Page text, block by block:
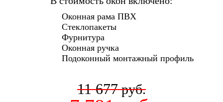
Оконная рама ПВХ
Стеклопакеты
Фурнитура
Оконная ручка
Подоконный монтажный профиль
11 677руб.